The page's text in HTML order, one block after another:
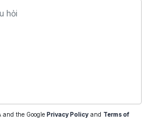
and the Google Privacy Policy and Terms of